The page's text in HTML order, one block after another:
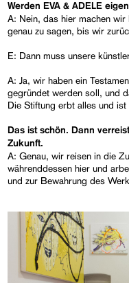
Werden EVA & ADELE
A: Nein, das hier machen
genau zu sagen, bis wir
E: Dann muss unsere
A: Ja, wir haben ein
gegründet werden soll, und
Die Stiftung erbt alles und
Das ist schön. Dann
Zukunft.
A: Genau, wir reisen in die
währenddessen hier und
und zur Bewahrung des